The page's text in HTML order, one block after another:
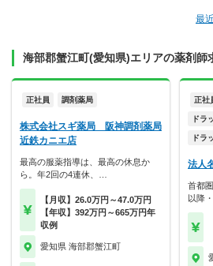
最
海部郡蟹江町(愛知県)エリアの薬剤師
正社員 調剤薬局
株式会社スギ薬局 阪神調剤薬局
近鉄カニエ店
最高の服薬指導は、最高の休息か
ら。年2回の4連休、…
【月収】26.0万円～47.0万円
【年収】392万円～665万円年
収例
愛知県 海部郡蟹江町
正社
ドラ
ドラ
法人
首都
以降